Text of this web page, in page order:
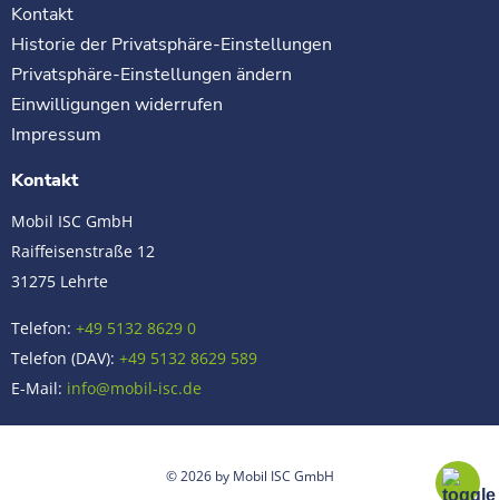
Kontakt
Historie der Privatsphäre-Einstellungen
Privatsphäre-Einstellungen ändern
Einwilligungen widerrufen
Impressum
Kontakt
Mobil ISC GmbH
Raiffeisenstraße 12
31275 Lehrte
Telefon: +49 5132 8629 0
Telefon (DAV): +49 5132 8629 589
E-Mail: info@mobil-isc.de
© 2026 by Mobil ISC GmbH